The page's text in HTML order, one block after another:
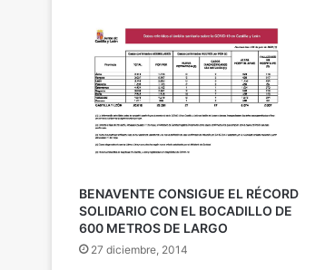
BENAVENTE CONSIGUE EL RÉCORD
SOLIDARIO CON EL BOCADILLO DE
600 METROS DE LARGO
27 diciembre, 2014